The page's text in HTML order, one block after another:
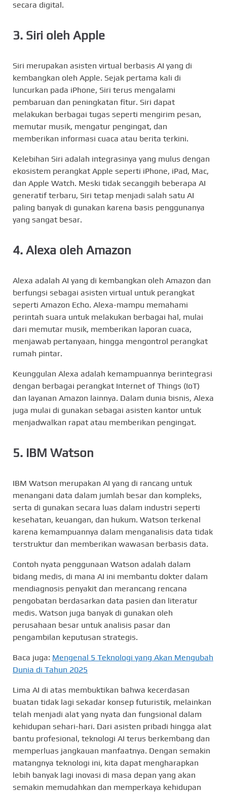
secara digital.
3. Siri oleh Apple
Siri merupakan asisten virtual berbasis AI yang di
kembangkan oleh Apple. Sejak pertama kali di
luncurkan pada iPhone, Siri terus mengalami
pembaruan dan peningkatan fitur. Siri dapat
melakukan berbagai tugas seperti mengirim pesan,
memutar musik, mengatur pengingat, dan
memberikan informasi cuaca atau berita terkini.
Kelebihan Siri adalah integrasinya yang mulus dengan
ekosistem perangkat Apple seperti iPhone, iPad, Mac,
dan Apple Watch. Meski tidak secanggih beberapa AI
generatif terbaru, Siri tetap menjadi salah satu AI
paling banyak di gunakan karena basis penggunanya
yang sangat besar.
4. Alexa oleh Amazon
Alexa adalah AI yang di kembangkan oleh Amazon dan
berfungsi sebagai asisten virtual untuk perangkat
seperti Amazon Echo. Alexa-mampu memahami
perintah suara untuk melakukan berbagai hal, mulai
dari memutar musik, memberikan laporan cuaca,
menjawab pertanyaan, hingga mengontrol perangkat
rumah pintar.
Keunggulan Alexa adalah kemampuannya berintegrasi
dengan berbagai perangkat Internet of Things (IoT)
dan layanan Amazon lainnya. Dalam dunia bisnis, Alexa
juga mulai di gunakan sebagai asisten kantor untuk
menjadwalkan rapat atau memberikan pengingat.
5. IBM Watson
IBM Watson merupakan AI yang di rancang untuk
menangani data dalam jumlah besar dan kompleks,
serta di gunakan secara luas dalam industri seperti
kesehatan, keuangan, dan hukum. Watson terkenal
karena kemampuannya dalam menganalisis data tidak
terstruktur dan memberikan wawasan berbasis data.
Contoh nyata penggunaan Watson adalah dalam
bidang medis, di mana AI ini membantu dokter dalam
mendiagnosis penyakit dan merancang rencana
pengobatan berdasarkan data pasien dan literatur
medis. Watson juga banyak di gunakan oleh
perusahaan besar untuk analisis pasar dan
pengambilan keputusan strategis.
Baca juga: Mengenal 5 Teknologi yang Akan Mengubah
Dunia di Tahun 2025
Lima AI di atas membuktikan bahwa kecerdasan
buatan tidak lagi sekadar konsep futuristik, melainkan
telah menjadi alat yang nyata dan fungsional dalam
kehidupan sehari-hari. Dari asisten pribadi hingga alat
bantu profesional, teknologi AI terus berkembang dan
memperluas jangkauan manfaatnya. Dengan semakin
matangnya teknologi ini, kita dapat mengharapkan
lebih banyak lagi inovasi di masa depan yang akan
semakin memudahkan dan memperkaya kehidupan